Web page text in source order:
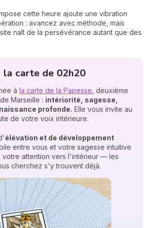
cette heure ajoute une vibration
: avancez avec méthode, mais
naît de la persévérance autant que des
la carte de 02h20
à la carte de la Papesse , deuxième
Marseille : intériorité, sagesse,
profonde. Elle vous invite au
de votre voix intérieure.
élévation et de développement
entre vous et votre sagesse intuitive
votre attention vers l'intérieur — les
cherchez s'y trouvent déjà.